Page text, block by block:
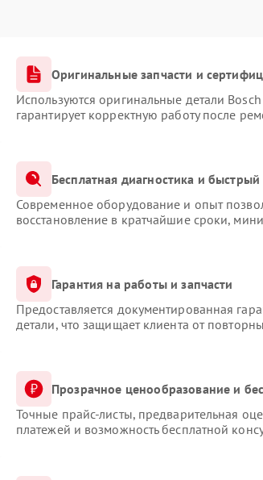
Оригинальные запчасти и
Используются оригинальные детали
гарантирует корректную работу после
Бесплатная диагностика и
Современное оборудование и опыт
восстановление в кратчайшие сроки,
Гарантия на работы и запчасти
Предоставляется документированная
детали, что защищает клиента от
Прозрачное ценообразование и
Точные прайс-листы, предварительная
платежей и возможность бесплатной